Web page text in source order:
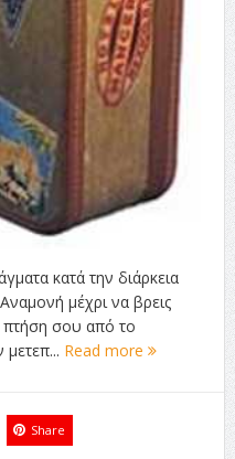
κατά την διάρκεια
μέχρι να βρεις
πτήση σου από το
Read more
Share